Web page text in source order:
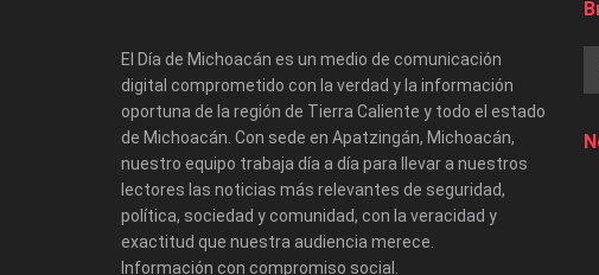
El Día de Michoacán es un medio de comunicación
digital comprometido con la verdad y la información
oportuna de la región de Tierra Caliente y todo el estado
de Michoacán. Con sede en Apatzingán, Michoacán,
nuestro equipo trabaja día a día para llevar a nuestros
lectores las noticias más relevantes de seguridad,
política, sociedad y comunidad, con la veracidad y
exactitud que nuestra audiencia merece.
Información con compromiso social.